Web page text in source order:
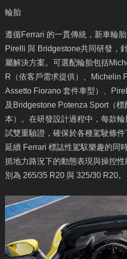
輪胎
遵循Ferrari 的一貫傳統，新車輪
Pirelli 與 Bridgestone共同研發，
屬解決方案。可選配輪胎包括
R （依客戶需求提供）、 Michelin
Assetto Fiorano 套件車型）、
及 Bridgestone Potenza Sport（標
本）。在研發設計過程中，每款
試雙重驗證，確保於各種駕駛條
延續 Ferrari 標誌性駕馭樂趣的同
抓地力路況下的動態表現與操控
別為 265/35 R20 與 325/30 R20。